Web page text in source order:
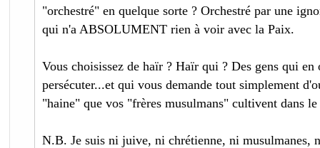
"orchestré" en quelque sorte ? Orchestré par une
qui n'a ABSOLUMENT rien à voir avec la Paix.
Vous choisissez de haïr ? Haïr qui ? Des gens qui en
persécuter...et qui vous demande tout simplement
"haine" que vos "frères musulmans" cultivent dans
N.B. Je suis ni juive, ni chrétienne, ni musulmanes,